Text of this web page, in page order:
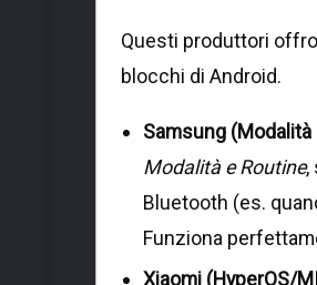
Questi produttori
blocchi di Android.
Samsung (Modalità
Modalità e Routine,
Bluetooth (es.
Funziona
Xiaomi (HyperOS/